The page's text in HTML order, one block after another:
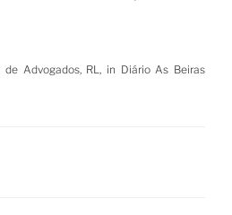
de Advogados, RL, in Diário As Beiras